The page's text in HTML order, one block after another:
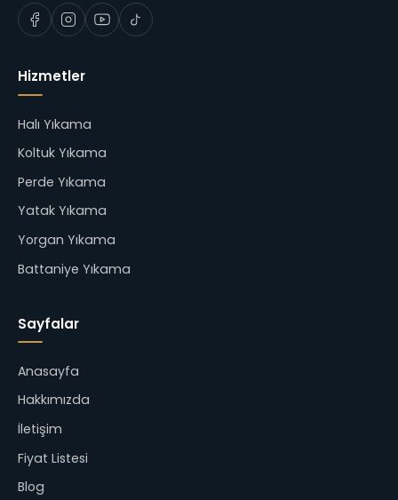
Hizmetler
Halı Yıkama
Koltuk Yıkama
Perde Yıkama
Yatak Yıkama
Yorgan Yıkama
Battaniye Yıkama
Sayfalar
Anasayfa
Hakkımızda
İletişim
Fiyat Listesi
Blog